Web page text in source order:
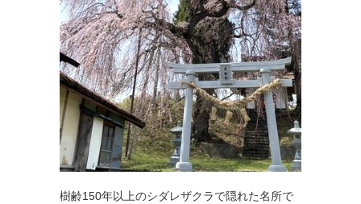
樹齢150年以上のシダレザクラで隠れた名所で